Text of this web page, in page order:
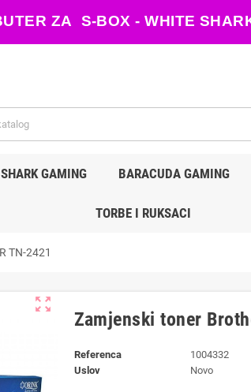
ZA S-BOX - WHITE
GAMING BARACUDA GAMING
TORBE I RUKSACI
TN-2421
zoom_out_map
Zamjenski toner
Referenca
1004332
Uslov
Novo